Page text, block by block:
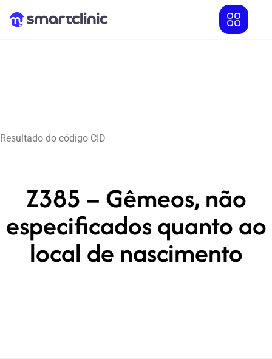
Resultado do código CID
Z385 – Gêmeos, não
especificados quanto ao
local de nascimento